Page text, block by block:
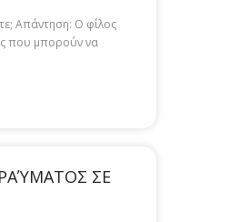
Απάντηση: Ο φίλος
που μπορούν να
ΣΕ